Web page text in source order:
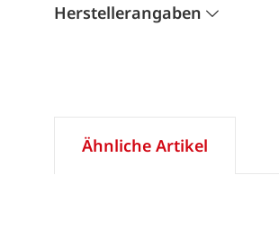
Herstellerangaben
Ähnliche Artikel